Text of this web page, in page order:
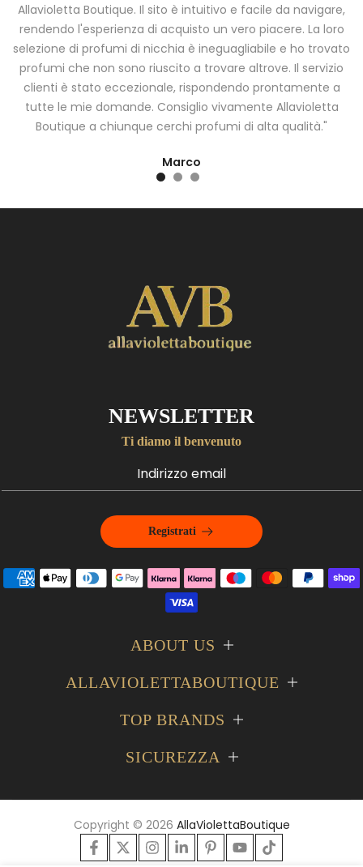
Allavioletta Boutique. Il sito è intuitivo e facile da navigare,
rendendo l'esperienza di acquisto un vero piacere. La loro
selezione di profumi di nicchia è ineguagliabile e ho trovato
profumi che non sono riuscito a trovare altrove. Il servizio
clienti è stato eccezionale, rispondendo prontamente a
tutte le mie domande. Consiglio vivamente Allavioletta
Boutique a chiunque cerchi profumi di alta qualità."
Marco
NEWSLETTER
Ti diamo il benvenuto
Registrati
ABOUT US
ALLAVIOLETTABOUTIQUE
TOP BRANDS
SICUREZZA
Copyright © 2026 AllaViolettaBoutique